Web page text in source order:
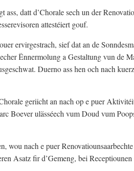
datt d’Chorale sech un der
attestéiert gouf.
ervirgestrach, sief dat an de
Ënnermolung a Gestaltung vun de
Duerno ass hen och nach
geriicht an nach op e puer
Boever ulässéech vum Doud vum
wou nach e puer
Asatz fir d’Gemeng, bei